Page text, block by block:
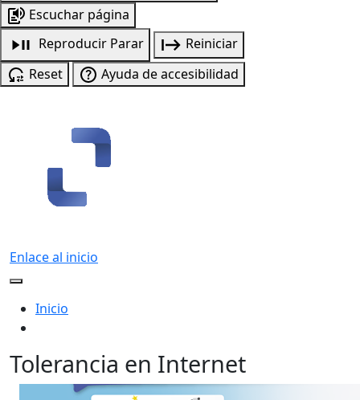
Escuchar página
Reproducir Parar
Reiniciar
Reset
Ayuda de accesibilidad
Enlace al inicio
Inicio
Tolerancia en Internet